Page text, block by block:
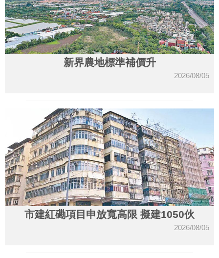
新界農地標準補價升
2026/08/05
市建紅磡項目申放寬高限 擬建1050伙
2026/08/05